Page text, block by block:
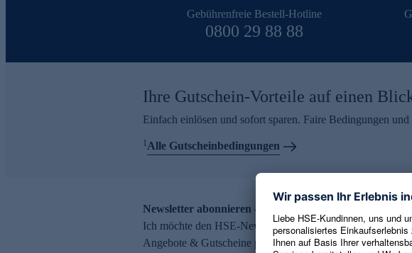
Gebührenfreie Bestell-Hotline
0800 29 88 88
Ihre Gutschein-Vorteile auf einen
Einfach einlösen und sofort sparen. Faire Bedingungen
1Alle Gutscheinbedingungen
Newsletter abonnieren – 10 € Gutschein erhalten
Ich möchte den HSE-Newsletter abonnieren und aktuelle
Angebote & Gutscheine per E-Mail erhalten. Als